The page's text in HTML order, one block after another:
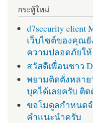
กระทู้ใหม่
d7security client
เว็บไซต์ของคุณยั
ความปลอดภัยให้
สวัสดีเพื่อนชาว
พยามติดตั่งหลาย
บุคได้เลยครับ ติ
ขอโมดูลกำหนดจ
คำเเนะนำครับ